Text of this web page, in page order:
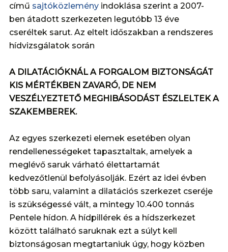
című sajtóközlemény indoklása szerint a 2007-
ben átadott szerkezeten legutóbb 13 éve
cseréltek sarut. Az eltelt időszakban a rendszeres
hídvizsgálatok során
A DILATÁCIÓKNÁL A FORGALOM BIZTONSÁGÁT
KIS MÉRTÉKBEN ZAVARÓ, DE NEM
VESZÉLYEZTETŐ MEGHIBÁSODÁST ÉSZLELTEK A
SZAKEMBEREK.
Az egyes szerkezeti elemek esetében olyan
rendellenességeket tapasztaltak, amelyek a
meglévő saruk várható élettartamát
kedvezőtlenül befolyásolják. Ezért az idei évben
több saru, valamint a dilatációs szerkezet cseréje
is szükségessé vált, a mintegy 10.400 tonnás
Pentele hídon. A hídpillérek és a hídszerkezet
között található saruknak ezt a súlyt kell
biztonságosan megtartaniuk úgy, hogy közben